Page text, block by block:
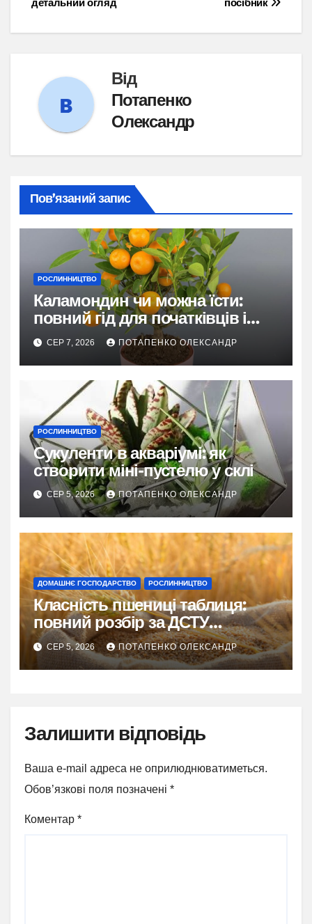
посібник
детальний огляд
Від
Потапенко
Олександр
Пов’язаний запис
РОСЛИННИЦТВО
Каламондин чи можна їсти:
повний гід для початківців і
досвідчених
СЕР 7, 2026 ПОТАПЕНКО ОЛЕКСАНДР
РОСЛИННИЦТВО
Сукуленти в акваріумі: як
створити міні-пустелю у склі
СЕР 5, 2026 ПОТАПЕНКО ОЛЕКСАНДР
ДОМАШНЄ ГОСПОДАРСТВО РОСЛИННИЦТВО
Класність пшениці таблиця:
повний розбір за ДСТУ
3768:2019
СЕР 5, 2026 ПОТАПЕНКО ОЛЕКСАНДР
Залишити відповідь
Ваша e-mail адреса не оприлюднюватиметься.
Обов’язкові поля позначені *
Коментар *